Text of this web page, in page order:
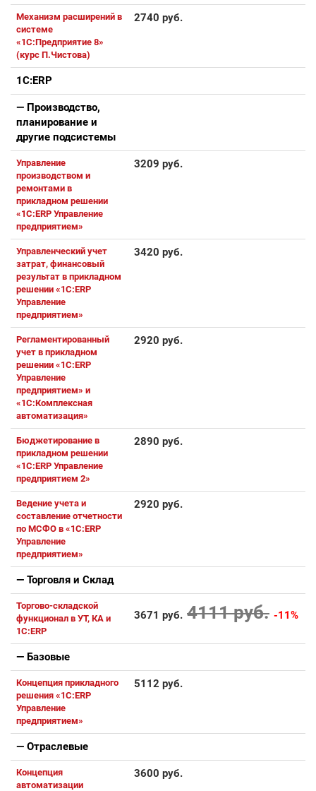
Механизм расширений в
системе
«1С:Предприятие 8»
(курс П.Чистова)
2740 руб.
1С:ERP
— Производство,
планирование и
другие подсистемы
Управление
производством и
ремонтами в
прикладном решении
«1С:ERP Управление
предприятием»
3209 руб.
Управленческий учет
затрат, финансовый
результат в прикладном
решении «1С:ERP
Управление
предприятием»
3420 руб.
Регламентированный
учет в прикладном
решении «1С:ERP
Управление
предприятием» и
«1С:Комплексная
автоматизация»
2920 руб.
Бюджетирование в
прикладном решении
«1С:ERP Управление
предприятием 2»
2890 руб.
Ведение учета и
составление отчетности
по МСФО в «1С:ERP
Управление
предприятием»
2920 руб.
— Торговля и Склaд
Торгово-складской
функционал в УТ, КА и
1С:ERP
3671 руб. 4111 руб. -11%
— Базовые
Концепция прикладного
решения «1С:ERP
Управление
предприятием»
5112 руб.
— Отраслевые
Концепция
автоматизации
3600 руб.